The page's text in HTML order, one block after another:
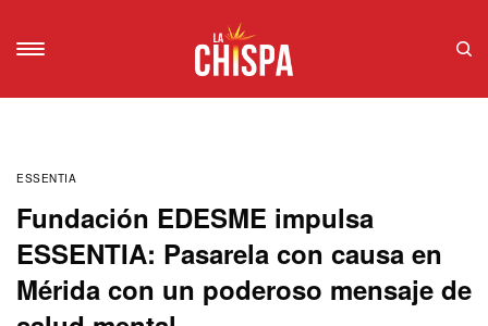
ESSENTIA
Fundación EDESME impulsa
ESSENTIA: Pasarela con causa en
Mérida con un poderoso mensaje de